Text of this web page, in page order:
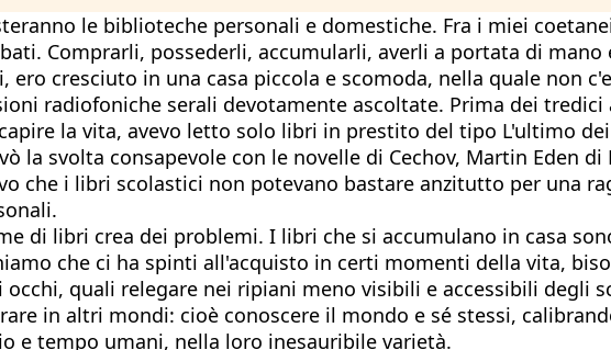
le biblioteche personali e domestiche. Fra i miei
Comprarli, possederli, accumularli, averli a portata di
cresciuto in una casa piccola e scomoda, nella quale non
radiofoniche serali devotamente ascoltate. Prima dei
la vita, avevo letto solo libri in prestito del tipo L'ultimo
la svolta consapevole con le novelle di Cechov, Martin Eden
che i libri scolastici non potevano bastare anzitutto per una
di libri crea dei problemi. I libri che si accumulano in casa
che ci ha spinti all'acquisto in certi momenti della vita,
quali relegare nei ripiani meno visibili e accessibili degli
in altri mondi: cioè conoscere il mondo e sé stessi,
e tempo umani, nella loro inesauribile varietà.